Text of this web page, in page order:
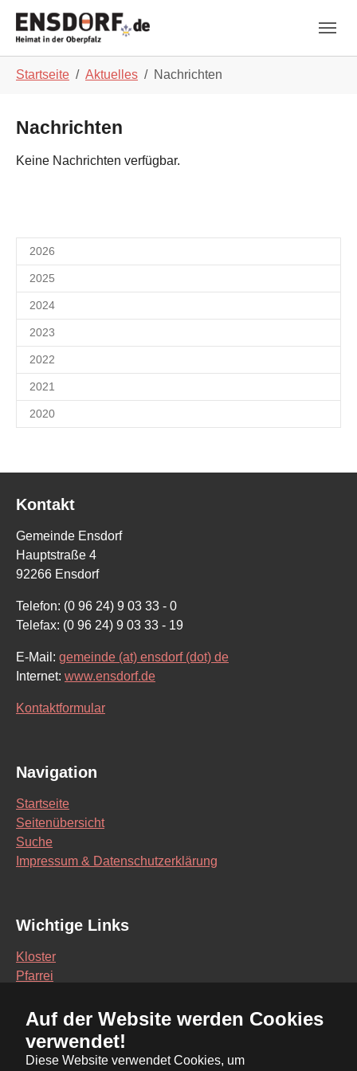
Auf der Website werden Cookies
verwendet!
Diese Website verwendet Cookies, um
Startseite Aktuelles Nachrichten
Nachrichten
Keine Nachrichten verfügbar.
2026
2025
2024
2023
2022
2021
2020
Kontakt
Gemeinde Ensdorf
Hauptstraße 4
92266 Ensdorf
Telefon: (0 96 24) 9 03 33 - 0
Telefax: (0 96 24) 9 03 33 - 19
E-Mail: gemeinde (at) ensdorf (dot) de
Internet: www.ensdorf.de
Kontaktformular
Navigation
Startseite
Seitenübersicht
Suche
Impressum & Datenschutzerklärung
Wichtige Links
Kloster
Pfarrei
Vereine
Interaktive Karte